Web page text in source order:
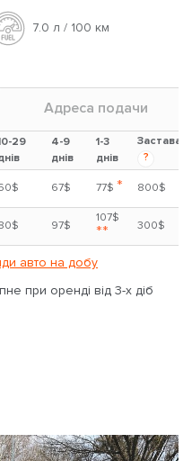
7.0 л / 100 км
Адреса подачи
29
4-9
днів
1-3
днів
Застава
?
67$ 77$ * 800$
97$
107$
** 300$
авто на добу
при оренді від 3-х діб